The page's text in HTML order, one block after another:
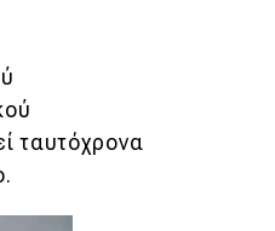
ταυτόχρονα